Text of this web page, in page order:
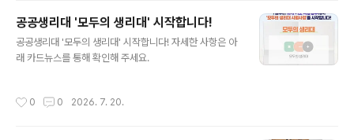
공공생리대 '모두의 생리대' 시작합니다!
공공생리대 '모두의 생리대' 시작합니다! 자세한 사항은 아
래 카드뉴스를 통해 확인해 주세요.
0 0 2026. 7. 20.